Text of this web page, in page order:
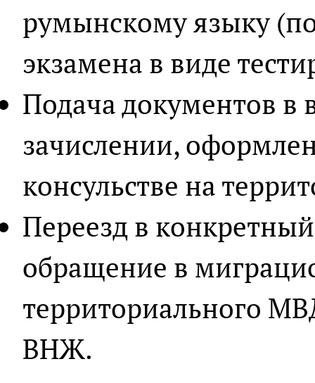
румынскому языку
экзамена в виде
Подача документов в
зачислении,
консульстве на
Переезд в
обращение в
территориального
ВНЖ.